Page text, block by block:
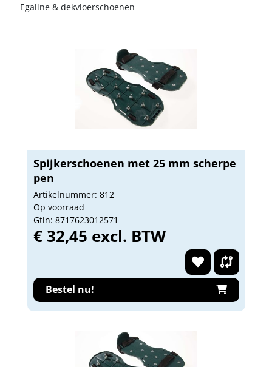
Egaline & dekvloerschoenen
Spijkerschoenen met 25 mm scherpe
pen
Artikelnummer: 812
Op voorraad
Gtin: 8717623012571
€ 32,45 excl. BTW
Bestel nu!